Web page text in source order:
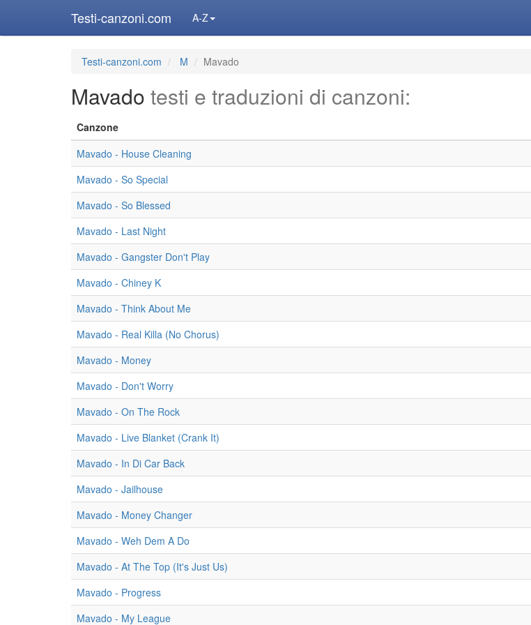
Testi-canzoni.com A-Z
Testi-canzoni.com M Mavado
Mavado testi e traduzioni di canzoni:
Canzone
Mavado - House Cleaning
Mavado - So Special
Mavado - So Blessed
Mavado - Last Night
Mavado - Gangster Don't Play
Mavado - Chiney K
Mavado - Think About Me
Mavado - Real Killa (No Chorus)
Mavado - Money
Mavado - Don't Worry
Mavado - On The Rock
Mavado - Live Blanket (Crank It)
Mavado - In Di Car Back
Mavado - Jailhouse
Mavado - Money Changer
Mavado - Weh Dem A Do
Mavado - At The Top (It's Just Us)
Mavado - Progress
Mavado - My League